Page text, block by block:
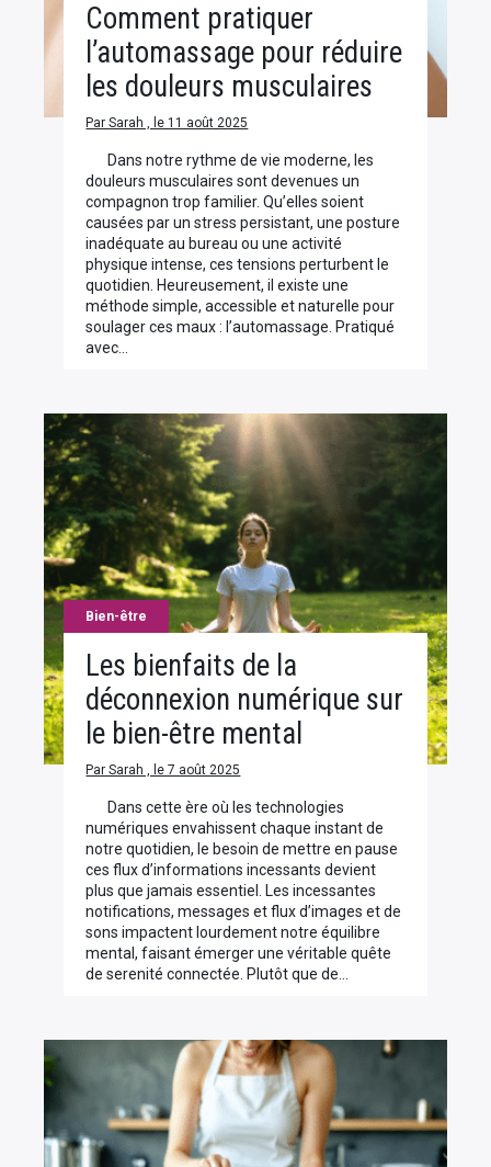
Comment pratiquer
l’automassage pour réduire
les douleurs musculaires
Par Sarah , le 11 août 2025
Dans notre rythme de vie moderne, les
douleurs musculaires sont devenues un
compagnon trop familier. Qu’elles soient
causées par un stress persistant, une posture
inadéquate au bureau ou une activité
physique intense, ces tensions perturbent le
quotidien. Heureusement, il existe une
méthode simple, accessible et naturelle pour
soulager ces maux : l’automassage. Pratiqué
avec…
Bien-être
Les bienfaits de la
déconnexion numérique sur
le bien-être mental
Par Sarah , le 7 août 2025
Dans cette ère où les technologies
numériques envahissent chaque instant de
notre quotidien, le besoin de mettre en pause
ces flux d’informations incessants devient
plus que jamais essentiel. Les incessantes
notifications, messages et flux d’images et de
sons impactent lourdement notre équilibre
mental, faisant émerger une véritable quête
de serenité connectée. Plutôt que de…